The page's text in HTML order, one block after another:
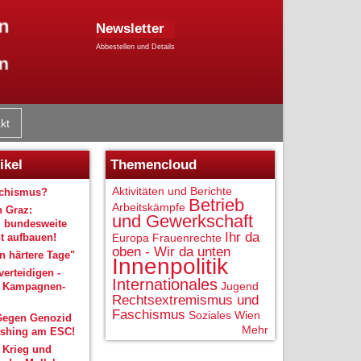
Newsletter
Abbestellen und Details
Graz:
bundesweite
aufbauen!
härtere Tage"
-
Genozid
am ESC!
Krieg und
Themencloud
Aktivitäten und Berichte
Arbeitskämpfe Betrieb
und Gewerkschaft
Europa Frauenrechte Ihr da
oben - Wir da unten
Innenpolitik
Internationales Jugend
Rechtsextremismus und
Faschismus Soziales Wien
Mehr